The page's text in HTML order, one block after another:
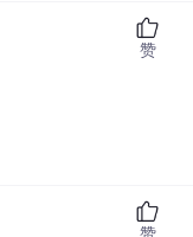
赞
赞